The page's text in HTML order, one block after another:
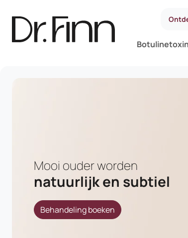
Mooi ouder worden
natuurlijk en subtiel
Behandeling boeken